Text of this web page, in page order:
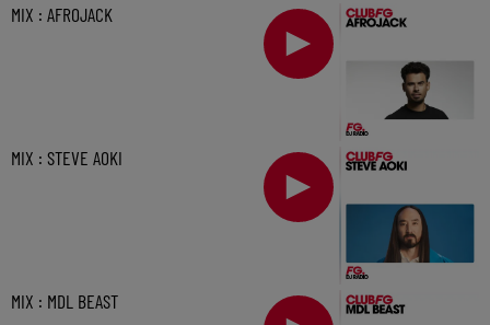
MIX : AFROJACK
MIX : STEVE AOKI
MIX : MDL BEAST